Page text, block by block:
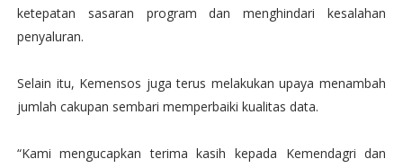
ketepatan sasaran program dan menghindari kesalahan
penyaluran.
Selain itu, Kemensos juga terus melakukan upaya menambah
jumlah cakupan sembari memperbaiki kualitas data.
“Kami mengucapkan terima kasih kepada Kemendagri dan